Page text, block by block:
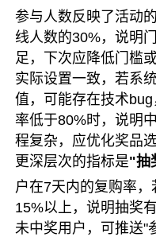
参与人数反映了活动
线人数的30%，说明
足，下次应降低门槛
实际设置一致，若系
值，可能存在技术
率低于80%时，说明
程复杂，应优化奖品
更深层次的指标是"抽
户在7天内的复购率
15%以上，说明抽奖
未中奖用户，可推送"